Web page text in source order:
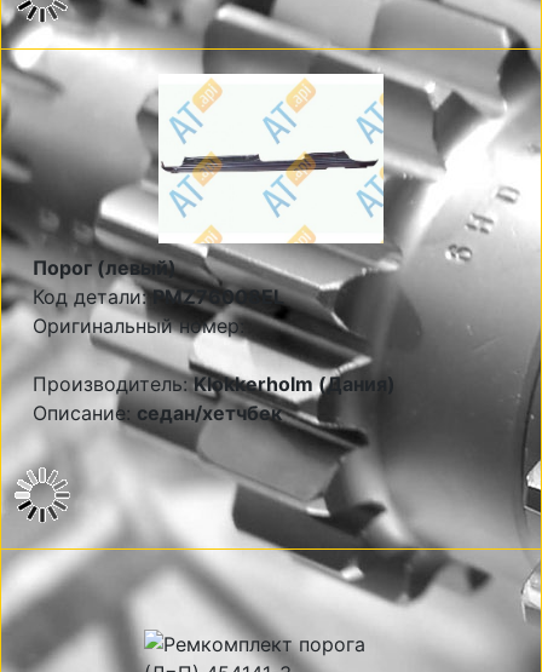
Порог (левый)
Код детали:PMZ76008EL
Оригинальный номер:
Производитель:Klokkerholm (Дания)
Описание: седан/хетчбек